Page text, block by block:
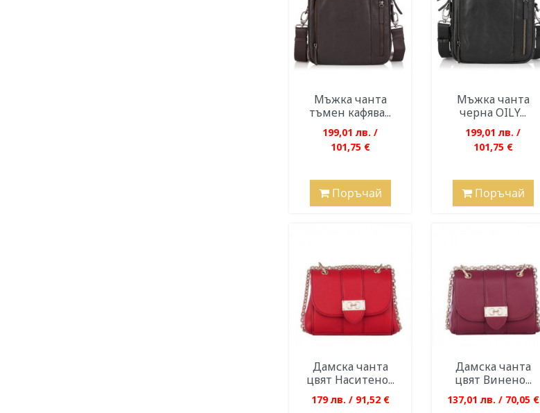
Мъжка чанта
тъмен кафява...
199,01 лв. /
101,75 €
Поръчай
Мъжка чанта
черна OILY...
199,01 лв. /
101,75 €
Поръчай
Дамска чанта
цвят Наситено...
179 лв. / 91,52 €
Дамска чанта
цвят Винено...
137,01 лв. / 70,05 €